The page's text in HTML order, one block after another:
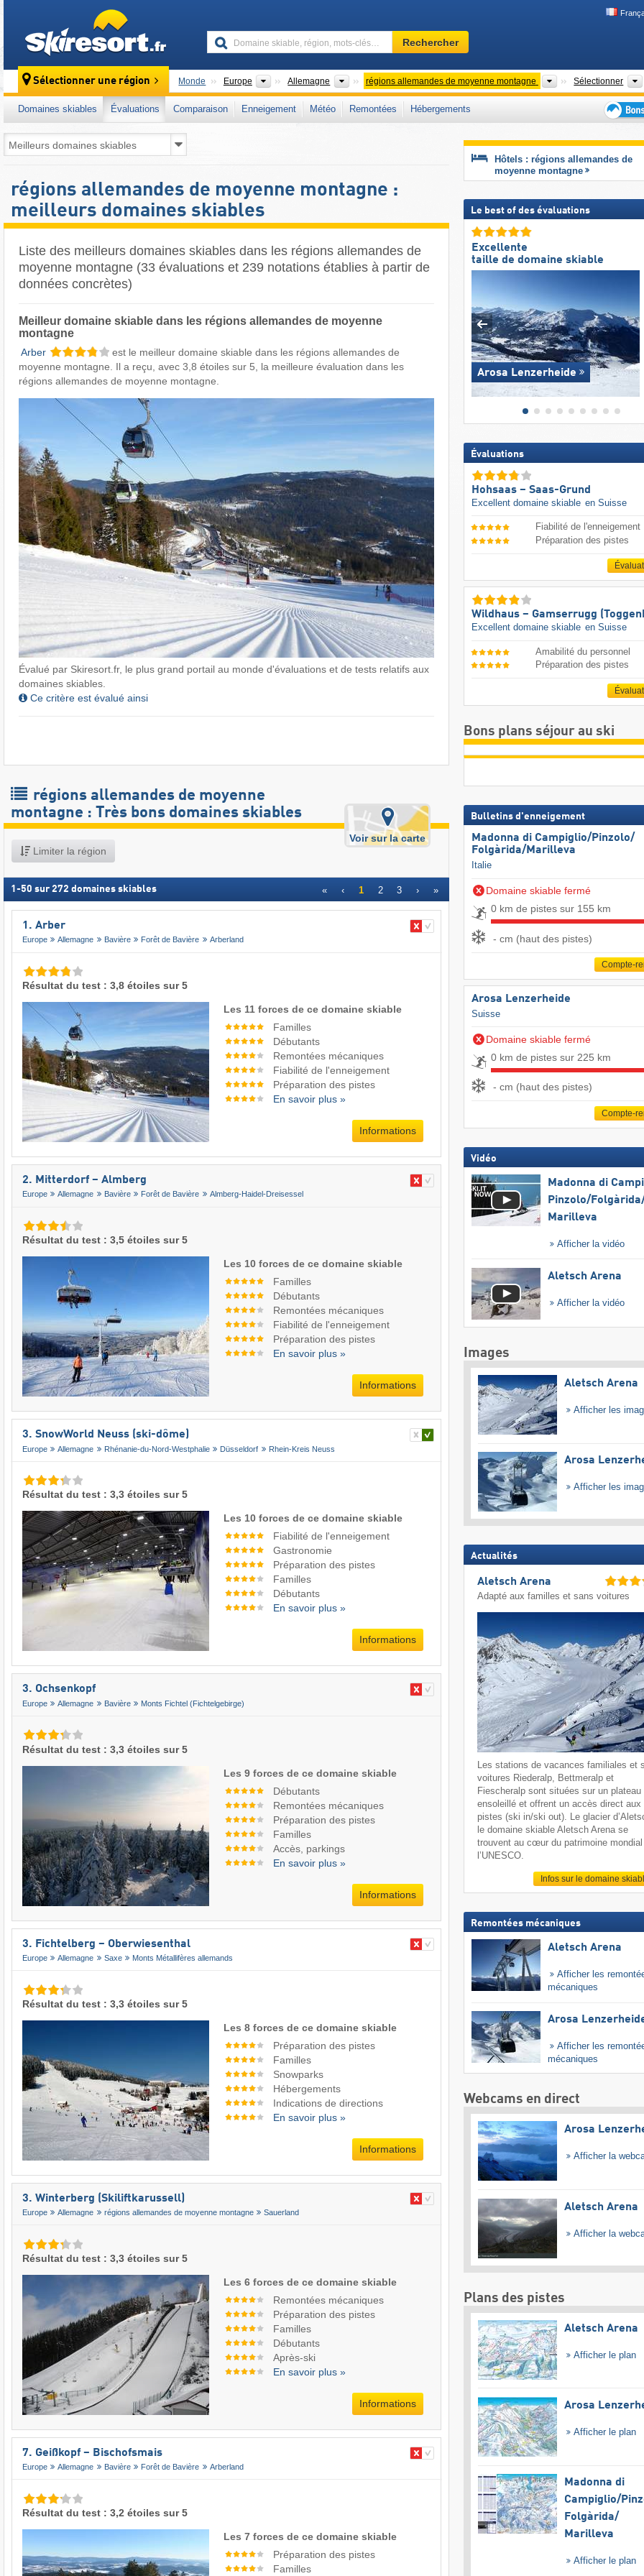
Domaine
skiable,
mots-
clés…
Rechercher
Sélectionner une région Monde Europe Continents
Allemagne Paysrégions allemandes de moyenne montagne Chaînes de
Sélectionner
Domaines skiables Évaluations Comparaison Enneigement Météo Remontées
Hébergements
plans
séjour
ski
régions allemandes de moyenne montagne :
meilleurs domaines skiables
Liste des meilleurs domaines skiables dans les régions allemandes de
moyenne montagne (33 évaluations et 239 notations établies à partir de
données concrètes)
Meilleur domaine skiable dans les régions allemandes de moyenne
montagne
Arber
est le meilleur domaine skiable dans les régions allemandes de
moyenne montagne. Il a reçu, avec 3,8 étoiles sur 5, la meilleure évaluation dans les
régions allemandes de moyenne montagne.
Évalué par Skiresort.fr, le plus grand portail au monde d'évaluations et de tests relatifs aux
domaines skiables.
Ce critère est évalué ainsi
régions allemandes de moyenne
montagne : Très bons domaines skiables
Limiter la région
Voir sur la carte
1 -50 sur272 domaines skiables « ‹ 1 2 3 › »
1. Arber
Europe Allemagne Bavière Forêt de Bavière Arberland
Résultat du test : 3,8 étoiles sur 5
Les 11 forces de ce domaine skiable
Familles
Débutants
Remontées mécaniques
Fiabilité de l'enneigement
Préparation des pistes
En savoir plus »
Informations
2. Mitterdorf – Almberg
Europe Allemagne Bavière Forêt de Bavière Almberg-Haidel-Dreisessel
Résultat du test : 3,5 étoiles sur 5
Les 10 forces de ce domaine skiable
Familles
Débutants
Remontées mécaniques
Fiabilité de l'enneigement
Préparation des pistes
En savoir plus »
Informations
3. SnowWorld Neuss (ski-dôme)
Europe Allemagne Rhénanie-du-Nord-Westphalie Düsseldorf Rhein-Kreis Neuss
Résultat du test : 3,3 étoiles sur 5
Les 10 forces de ce domaine skiable
Fiabilité de l'enneigement
Gastronomie
Préparation des pistes
Familles
Débutants
En savoir plus »
Informations
3. Ochsenkopf
Europe Allemagne Bavière Monts Fichtel (Fichtelgebirge)
Résultat du test : 3,3 étoiles sur 5
Les 9 forces de ce domaine skiable
Débutants
Remontées mécaniques
Préparation des pistes
Familles
Accès, parkings
En savoir plus »
Informations
3. Fichtelberg – Oberwiesenthal
Europe Allemagne Saxe Monts Métallifères allemands
Résultat du test : 3,3 étoiles sur 5
Les 8 forces de ce domaine skiable
Préparation des pistes
Familles
Snowparks
Hébergements
Indications de directions
En savoir plus »
Informations
3. Winterberg (Skiliftkarussell)
Europe Allemagne régions allemandes de moyenne montagne Sauerland
Résultat du test : 3,3 étoiles sur 5
Les 6 forces de ce domaine skiable
Remontées mécaniques
Préparation des pistes
Familles
Débutants
Après-ski
En savoir plus »
Informations
7. Geißkopf – Bischofsmais
Europe Allemagne Bavière Forêt de Bavière Arberland
Résultat du test : 3,2 étoiles sur 5
Les 7 forces de ce domaine skiable
Préparation des pistes
Familles
Hôtels : régions allemandes de
moyenne montagne
Le best of des évaluations
Excellente
taille de domaine skiable
Arosa Lenzerheide
Évaluations
Hohsaas – Saas-Grund
Excellent domaine skiable en Suisse
Fiabilité de l'enneigement
Préparation des pistes
Wildhaus – Gamserrugg
Excellent domaine skiable en Suisse
Amabilité du personnel
Préparation des pistes
Bons plans séjour au ski
Bulletins d'enneigement
Madonna di Campiglio/​Pinzolo/​
Folgàrida/​Marilleva
Italie
Domaine skiable fermé
0 km de pistes sur 155 km
- cm (haut des pistes)
Compte-
Arosa Lenzerheide
Suisse
Domaine skiable fermé
0 km de pistes sur 225 km
- cm (haut des pistes)
Compte-
Vidéo
Madonna di
Pinzolo/​
Marilleva
Afficher la vidéo
Aletsch Arena
Afficher la vidéo
Images
Aletsch Arena
Afficher les
Arosa
Afficher les
Actualités
Aletsch Arena
Adapté aux familles et sans voitures
Les stations de vacances familiales et
voitures Riederalp, Bettmeralp et
Fiescheralp sont situées sur un plateau
ensoleillé et offrent un accès direct aux
pistes (ski in/ski out). Le glacier
le domaine skiable Aletsch Arena se
trouvent au cœur du patrimoine
l’UNESCO.
Infos sur le domaine
Remontées mécaniques
Aletsch Arena
Afficher les
mécaniques
Arosa
Afficher les
mécaniques
Webcams en direct
Arosa
Afficher la
Aletsch Arena
Afficher la
Plans des pistes
Aletsch Arena
Afficher le plan
Arosa
Afficher le plan
Madonna di
Campiglio/​
Folgàrida/​
Marilleva
Afficher le plan